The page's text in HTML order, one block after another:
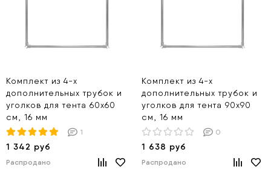
Комплект из 4-х
дополнительных трубок и
уголков для тента 60х60
см, 16 мм
1
1 342 руб
Распродано
Комплект из 4-х
дополнительных трубок и
уголков для тента 90х90
см, 16 мм
0
1 638 руб
Распродано